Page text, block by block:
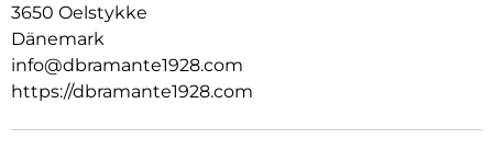
3650 Oelstykke
Dänemark
info@dbramante1928.com
https://dbramante1928.com